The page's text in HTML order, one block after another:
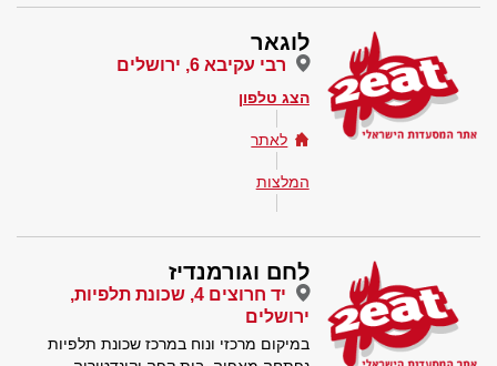
לוגאר
רבי עקיבא 6, ירושלים
הצג טלפון
לאתר
המלצות
לחם וגורמנדיז
יד חרוצים 4, שכונת תלפיות,
ירושלים
במיקום מרכזי ונוח במרכז שכונת תלפיות